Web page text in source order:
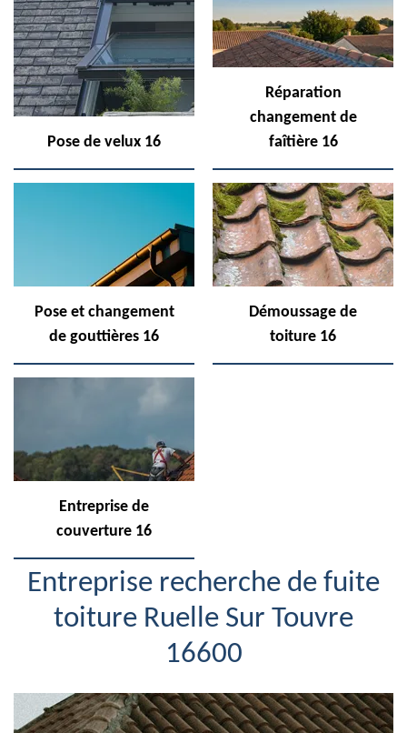
Pose de velux 16
Réparation
changement de
faîtière 16
Pose et changement
de gouttières 16
Démoussage de
toiture 16
Entreprise de
couverture 16
Entreprise recherche de fuite
toiture Ruelle Sur Touvre
16600